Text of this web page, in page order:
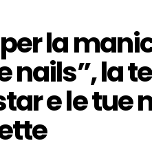
la
nails”, la
e le tue